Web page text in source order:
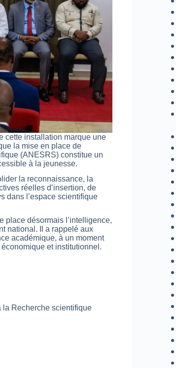
cette installation marque une
la mise en place de
(ANESRS) constitue un
à la jeunesse.
la reconnaissance, la
réelles d’insertion, de
dans l’espace scientifique
place désormais l’intelligence,
national. Il a rappelé aux
académique, à un moment
et institutionnel.
la Recherche scientifique